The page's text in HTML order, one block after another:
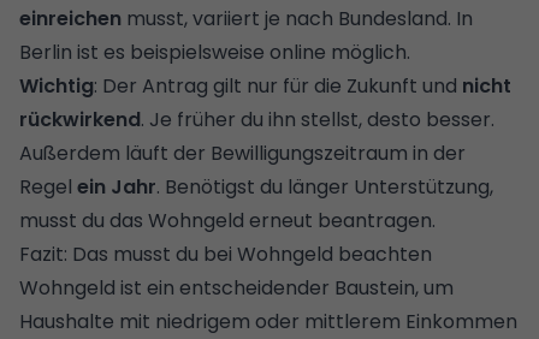
einreichen musst, variiert je nach Bundesland. In
Berlin ist es beispielsweise online möglich.
Wichtig: Der Antrag gilt nur für die Zukunft und nicht
rückwirkend. Je früher du ihn stellst, desto besser.
Außerdem läuft der Bewilligungszeitraum in der
Regel ein Jahr. Benötigst du länger Unterstützung,
musst du das Wohngeld erneut beantragen.
Fazit: Das musst du bei Wohngeld beachten
Wohngeld ist ein entscheidender Baustein, um
Haushalte mit niedrigem oder mittlerem Einkommen